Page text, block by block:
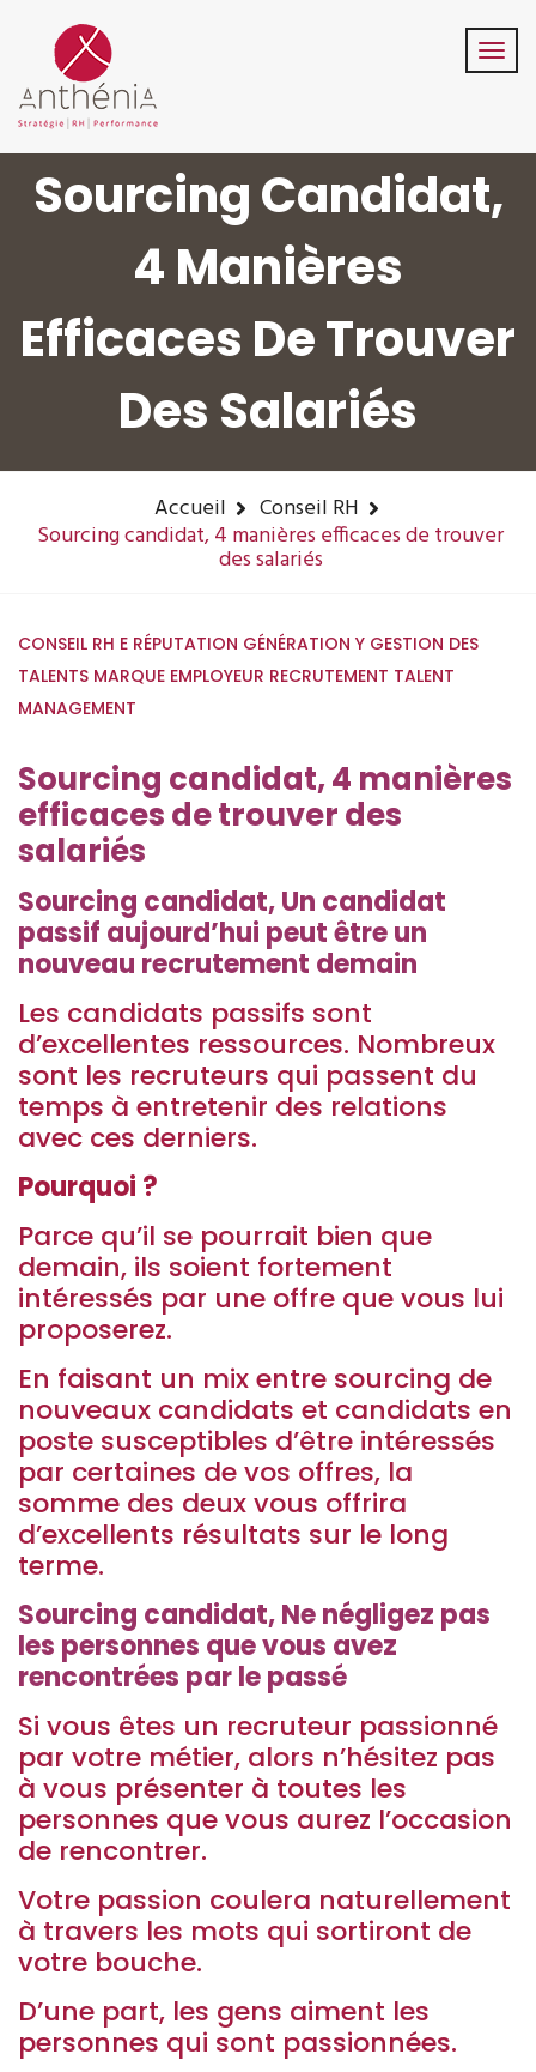
Suivez-Nous:
Sourcing Candidat,
4 Manières
Efficaces De Trouver
Des Salariés
Accueil Conseil RH
Sourcing candidat, 4 manières efficaces de trouver
des salariés
CONSEIL RH E RÉPUTATION GÉNÉRATION Y GESTION DES
TALENTS MARQUE EMPLOYEUR RECRUTEMENT TALENT
MANAGEMENT
Sourcing candidat, 4 manières
efficaces de trouver des
salariés
Sourcing candidat, Un candidat
passif aujourd’hui peut être un
nouveau recrutement demain
Les candidats passifs sont
d’excellentes ressources. Nombreux
sont les recruteurs qui passent du
temps à entretenir des relations
avec ces derniers.
Pourquoi ?
Parce qu’il se pourrait bien que
demain, ils soient fortement
intéressés par une offre que vous lui
proposerez.
En faisant un mix entre sourcing de
nouveaux candidats et candidats en
poste susceptibles d’être intéressés
par certaines de vos offres, la
somme des deux vous offrira
d’excellents résultats sur le long
terme.
Sourcing candidat, Ne négligez pas
les personnes que vous avez
rencontrées par le passé
Si vous êtes un recruteur passionné
par votre métier, alors n’hésitez pas
à vous présenter à toutes les
personnes que vous aurez l’occasion
de rencontrer.
Votre passion coulera naturellement
à travers les mots qui sortiront de
votre bouche.
D’une part, les gens aiment les
personnes qui sont passionnées.